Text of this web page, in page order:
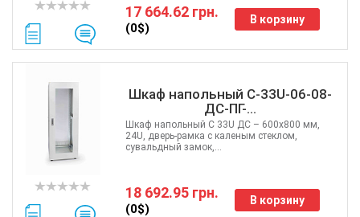
17 664.62 грн.
(0$)
В корзину
Шкаф напольный С-33U-06-08-
ДC-ПГ-...
18 692.95 грн.
(0$)
В корзину
Шкаф напольный C 33U ДС – 600x800 мм,
24U, дверь-рамка с каленым стеклом,
сувальдный замок,...